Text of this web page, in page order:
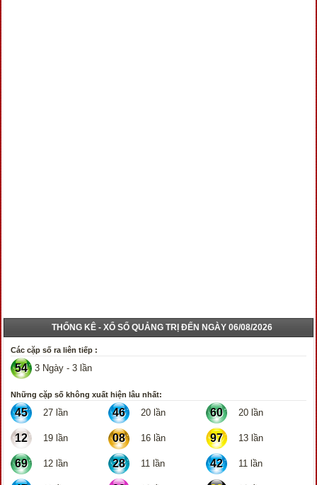
THỐNG KÊ - XỔ SỐ QUẢNG TRỊ ĐẾN NGÀY 06/08/2026
Các cặp số ra liên tiếp :
54 3 Ngày - 3 lần
Những cặp số không xuất hiện lâu nhất:
45 27 lần 46 20 lần 60 20 lần
12 19 lần 08 16 lần 97 13 lần
69 12 lần 28 11 lần 42 11 lần